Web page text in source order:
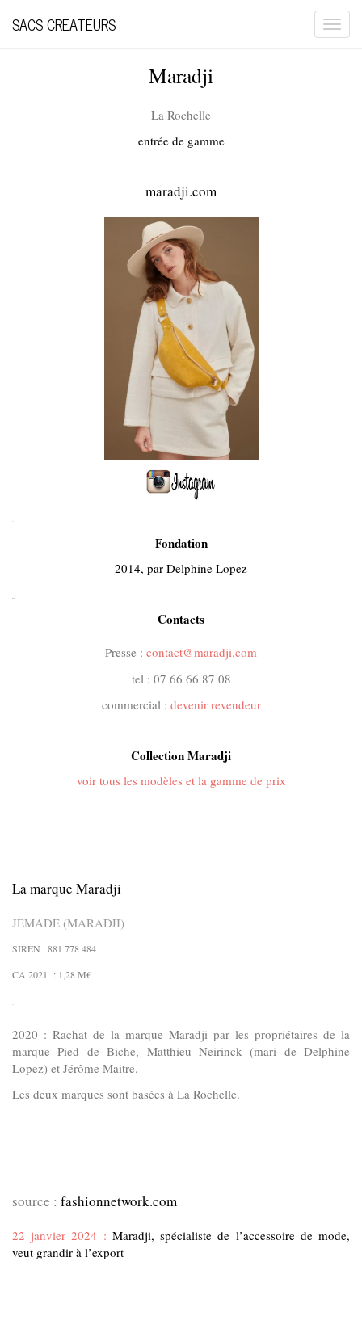
SACS CREATEURS
Maradji
La Rochelle
entrée de gamme
maradji.com
.
Fondation
2014, par Delphine Lopez
Contacts
Presse : contact@maradji.com
tel : 07 66 66 87 08
commercial : devenir revendeur
.
Collection Maradji
voir tous les modèles et la gamme de prix
La marque Maradji
JEMADE (MARADJI)
SIREN : 881 778 484
CA 2021 : 1,28 M€
2020 : Rachat de la marque Maradji par les propriétaires de la
marque Pied de Biche, Matthieu Neirinck (mari de Delphine
Lopez) et Jérôme Maitre.
Les deux marques sont basées à La Rochelle.
source : fashionnetwork.com
22 janvier 2024 : Maradji, spécialiste de l’accessoire de mode,
veut grandir à l’export